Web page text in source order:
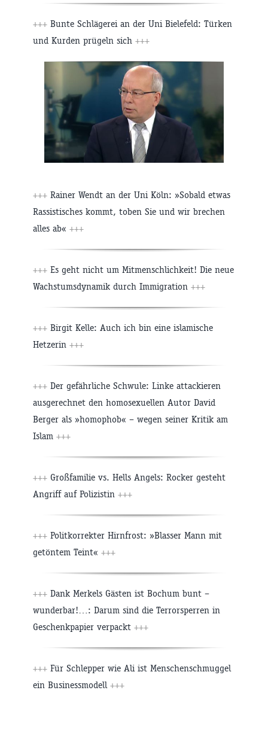
+++ Bunte Schlägerei an der Uni Bielefeld: Türken
und Kurden prügeln sich +++
+++ Rainer Wendt an der Uni Köln: »Sobald etwas
Rassistisches kommt, toben Sie und wir brechen
alles ab« +++
+++ Es geht nicht um Mitmenschlichkeit! Die neue
Wachstumsdynamik durch Immigration +++
+++ Birgit Kelle: Auch ich bin eine islamische
Hetzerin +++
+++ Der gefährliche Schwule: Linke attackieren
ausgerechnet den homosexuellen Autor David
Berger als »homophob« – wegen seiner Kritik am
Islam +++
+++ Großfamilie vs. Hells Angels: Rocker gesteht
Angriff auf Polizistin +++
+++ Politkorrekter Hirnfrost: »Blasser Mann mit
getöntem Teint« +++
+++ Dank Merkels Gästen ist Bochum bunt –
wunderbar!…: Darum sind die Terrorsperren in
Geschenkpapier verpackt +++
+++ Für Schlepper wie Ali ist Menschenschmuggel
ein Businessmodell +++